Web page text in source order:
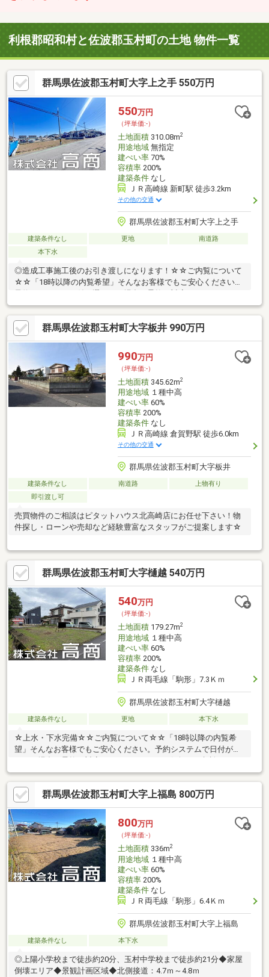
利根郡昭和村と佐波郡玉村町の土地 物件一覧
群馬県佐波郡玉村町大字上之手 550万円
550万円
（坪単価:-）
土地面積310.08m2
用途地域無指定
建ぺい率70%
容積率200%
建築条件なし
ＪＲ高崎線 新町駅 徒歩3.2km
その他の交通
群馬県佐波郡玉村町大字上之手
建築条件なし 更地
南道路
本下水
◎造成工事施工後のお引き渡しになります！☆☆ご内覧について
☆☆「18時以降の内覧希望」そんなお客様でもご安心ください。
ひお気軽にご相談ください。◆南側接道：接道幅2.57ｍ◆売主に
て区割り擁壁・上下水道引込み後引渡し◆開発許可申請要す：指
定集落内建物の許可基準に該当する方（玉村南中学校エリア）◆
開発許可申請費用、農地転用申請費用、水道加入金、受益者負担
群馬県佐波郡玉村町大字板井 990万円
990万円
（坪単価:-）
土地面積345.62m2
用途地域１種中高
建ぺい率60%
容積率200%
建築条件なし
ＪＲ高崎線 倉賀野駅 徒歩6.0km
その他の交通
群馬県佐波郡玉村町大字板井
建築条件なし 南道路
上物有り
即引渡し可
売買物件のご相談はピタットハウス北高崎店にお任せ下さい！物
件探し・ローンや売却など経験豊富なスタッフがご提案します☆
群馬県佐波郡玉村町大字樋越 540万円
540万円
（坪単価:-）
土地面積179.27m2
用途地域１種中高
建ぺい率60%
容積率200%
建築条件なし
ＪＲ両毛線「駒形」7.3Ｋｍ
群馬県佐波郡玉村町大字樋越
建築条件なし 更地 本下水
☆上水・下水完備☆☆ご内覧について☆☆「18時以降の内覧希
望」そんなお客様でもご安心ください。予約システムで日付が選
べない場合も柔軟に対応いたします！ぜひお気軽にご相談くださ
い。◆現況渡し◆別途水道・下水負担金要◆景観計画区域◆プロ
パンガス◆東側接道：6.8ｍ～7.5ｍ
群馬県佐波郡玉村町大字上福島 800万円
800万円
（坪単価:-）
土地面積336m2
用途地域１種中高
建ぺい率60%
容積率200%
建築条件なし
ＪＲ両毛線「駒形」6.4Ｋｍ
群馬県佐波郡玉村町大字上福島
建築条件なし 本下水
◎上陽小学校まで徒歩約20分、玉村中学校まで徒歩約21分◆家屋
倒壊エリア◆景観計画区域◆北側接道：4.7ｍ～4.8ｍ